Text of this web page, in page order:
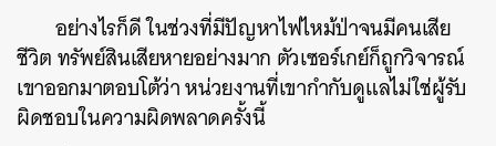
อย่างไรก็ดี ในช่วงที่มีปัญหาไฟไหม้ป่าจนมีคนเสีย
ชีวิต ทรัพย์สินเสียหายอย่างมาก ตัวเซอร์เกย์ก็ถูกวิจารณ์
เขาออกมาตอบโต้ว่า หน่วยงานที่เขากำกับดูแลไม่ใช่ผู้รับ
ผิดชอบในความผิดพลาดครั้งนี้